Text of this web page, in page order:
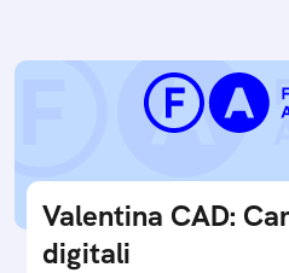
Valentina CAD:
digitali